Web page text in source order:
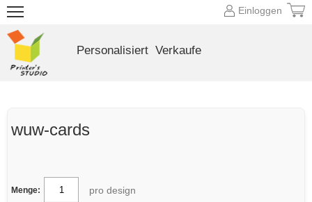
wuw-cards
Menge: pro design
Einloggen
Personalisiert Verkaufe